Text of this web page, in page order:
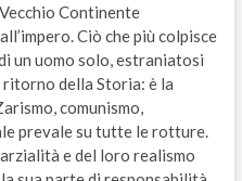
Continente
Ciò che più colpisce
un uomo solo, estraniatosi
ritorno della Storia: è la
comunismo,
prevale su tutte le rotture.
e del loro realismo